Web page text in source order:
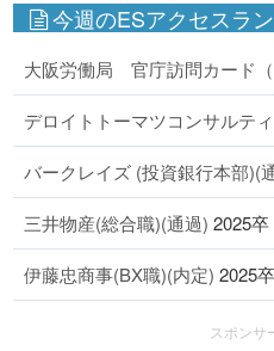
今週のESアクセスラ
大阪労働局 官庁訪問カード（
デロイトトーマツコンサルテ
バークレイズ (投資銀行本部)(
三井物産(総合職)(通過) 2025卒
伊藤忠商事(BX職)(内定) 2025卒
スポンサ